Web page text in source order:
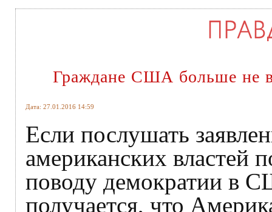
Граждане США больше не
Дата: 27.01.2016 14:59
Если послушать
американских властей
поводу демократии в
получается, что